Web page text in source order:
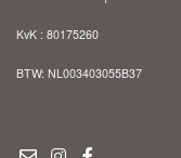
KvK : 80175260
BTW: NL003403055B37